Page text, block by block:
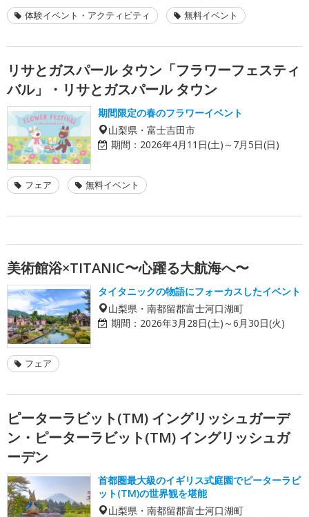
体験イベント・アクティビティ 無料イベント
リサとガスパール タウン「フラワーフェスティ
バル」・リサとガスパール タウン
期間限定の春のフラワーイベント
山梨県・富士吉田市
期間： 2026年4月11日(土)～7月5日(日)
フェア 無料イベント
美術館浴×TITANIC〜心躍る大航海へ〜
タイタニックの物語にフォーカスしたイベント
山梨県・南都留郡富士河口湖町
期間： 2026年3月28日(土)～6月30日(火)
フェア
ピーターラビット(TM) イングリッシュガーデ
ン・ピーターラビット(TM) イングリッシュガ
ーデン
首都圏最大級のイギリス式庭園でピーターラビ
ット(TM)の世界観を堪能
山梨県・南都留郡富士河口湖町